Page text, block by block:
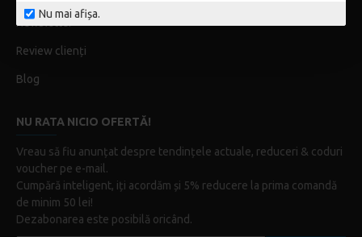
Nu mai afișa.
Newsletter
Review clienți
Blog
NU RATA NICIO OFERTĂ!
Vreau să fiu anunțat despre tendințele actuale, reduceri & coduri
voucher pe e-mail.
Cumpără inteligent, iți acordăm și 5% reducere la prima comandă
de minim 50 lei!
Dezabonarea este posibilă oricând.